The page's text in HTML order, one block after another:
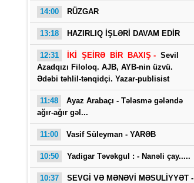
14:00 RÜZGAR
13:18 HAZIRLIQ İŞLƏRİ DAVAM EDİR
12:31 İKİ ŞEİRƏ BİR BAXIŞ - Sevil
Azadqızı Filoloq. AJB, AYB-nin üzvü.
Ədəbi təhlil-tənqidçi. Yazar-publisist
11:48
Ayaz Arabaçı - Tələsmə gələndə
ağır-ağır gəl...
11:00 Vasif Süleyman - YARƏB
10:50 Yadigar Təvəkgul : - Nanəli çay.....
10:37 SEVGİ VƏ MƏNƏVİ MƏSULİYYƏT -